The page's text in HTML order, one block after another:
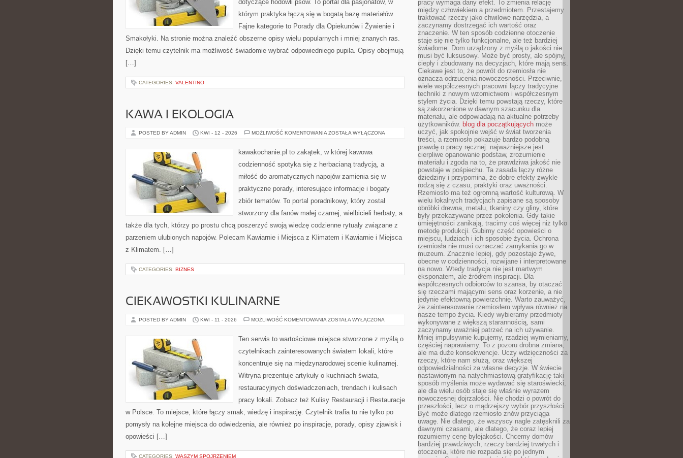
dotyczące hodowli psów. To portal dla pasjonatów, w
którym praktyka łączą się w bogatą bazę materiałów.
Fajne kategorie to Porady dla Opiekunów i Żywienie i
Smakołyki. Na stronie można znaleźć obszerne opisy wielu popularnych i mniej znanych ras.
Dzięki temu czytelnik ma możliwość świadomie wybrać odpowiedniego pupila. Opisy obejmują
[…]
CATEGORIES: VALENTINO
KAWA I EKOLOGIA
POSTED BY ADMIN KWI - 12 - 2026 MOŻLIWOŚĆ KOMENTOWANIA KAWA
ZOSTAŁA WYŁĄCZONA
kawakochanie.pl to zakątek, w której kawowa
codzienność spotyka się z herbacianą tradycją, a
miłość do aromatycznych napojów zamienia się w
praktyczne porady, interesujące informacje i bogaty
zbiór tematów. To portal poradnikowy, który został
stworzony dla fanów małej czarnej, wielbicieli herbaty, a
także dla tych, którzy po prostu chcą poszerzyć swoją wiedzę codzienne rytuały związane z
parzeniem ulubionych napojów. Polecam Kawiarnie i Miejsca z Klimatem i Kawiarnie i Miejsca
z Klimatem. […]
CATEGORIES: BIZNES
CIEKAWOSTKI KULINARNE
POSTED BY ADMIN KWI - 11 - 2026 MOŻLIWOŚĆ KOMENTOWANIA CIEKAWOSTKI
ZOSTAŁA WYŁĄCZONA
Ten serwis to wartościowe miejsce stworzone z myślą o
czytelnikach zainteresowanych światem lokali, które
koncentruje się na międzynarodowej scenie kulinarnej.
Witryna prezentuje artykuły o kuchniach świata,
restauracyjnych doświadczeniach, trendach i kulisach
pracy lokali. Zobacz też Kulisy Restauracji i Restauracje
w Polsce. To miejsce, które łączy smak, wiedzę i inspirację. Czytelnik trafia tu nie tylko po
pomysły na kolejne miejsca do odwiedzenia, ale również po inspiracje, porady, opisy zjawisk i
opowieści […]
CATEGORIES: WASZYM SPOJRZENIEM
pracy wymaga dany efekt. To zmienia relację
między człowiekiem a przedmiotem. Przestajemy
traktować rzeczy jako chwilowe narzędzia, a
zaczynamy dostrzegać ich wartość oraz
znaczenie. W ten sposób codzienne otoczenie
staje się nie tylko funkcjonalne, ale też bardziej
świadome. Dom urządzony z myślą o jakości nie
musi być luksusowy. Może być prosty, ale spójny,
ciepły i zbudowany na decyzjach, które mają sens.
Ciekawe jest to, że powrót do rzemiosła nie
oznacza odrzucenia nowoczesności. Przeciwnie,
wiele współczesnych pracowni łączy tradycyjne
techniki z nowym wzornictwem i współczesnym
stylem życia. Dzięki temu powstają rzeczy, które
są zakorzenione w dawnym szacunku dla
materiału, ale odpowiadają na aktualne potrzeby
użytkowników. blog dla początkujących może
uczyć, jak spokojnie wejść w świat tworzenia
treści, a rzemiosło pokazuje bardzo podobną
prawdę o pracy ręcznej: najważniejsze jest
cierpliwe opanowanie podstaw, zrozumienie
materiału i zgoda na to, że prawdziwa jakość nie
powstaje w pośpiechu. Ta zasada łączy różne
dziedziny i przypomina, że dobre efekty zwykle
rodzą się z czasu, praktyki oraz uważności.
Rzemiosło ma też ogromną wartość kulturową. W
wielu lokalnych tradycjach zapisane są sposoby
obróbki drewna, metalu, tkaniny czy gliny, które
były przekazywane przez pokolenia. Gdy takie
umiejętności zanikają, tracimy coś więcej niż tylko
metodę produkcji. Gubimy część opowieści o
miejscu, ludziach i ich sposobie życia. Ochrona
rzemiosła nie musi oznaczać zamykania go w
muzeum. Znacznie lepiej, gdy pozostaje żywe,
obecne w codzienności, rozwijane i interpretowane
na nowo. Wtedy tradycja nie jest martwym
eksponatem, ale źródłem inspiracji. Dla
współczesnych odbiorców to szansa, by otaczać
się rzeczami mającymi sens oraz korzenie, a nie
jedynie efektowną powierzchnię. Warto zauważyć,
że zainteresowanie rzemiosłem wpływa również na
nasze tempo życia. Kiedy wybieramy przedmioty
wykonywane z większą starannością, sami
zaczynamy uważniej patrzeć na ich używanie.
Mniej impulsywnie kupujemy, rzadziej wymieniamy,
częściej naprawiamy. To z pozoru drobna zmiana,
ale ma duże konsekwencje. Uczy wdzięczności za
rzeczy, które nam służą, oraz większej
odpowiedzialności za własne decyzje. W świecie
nastawionym na natychmiastową gratyfikację taki
sposób myślenia może wydawać się staroświecki,
ale dla wielu osób staje się właśnie wyrazem
nowoczesnej dojrzałości. Nie chodzi o powrót do
przeszłości, lecz o mądrzejszy wybór przyszłości.
Być może dlatego rzemiosło znów przyciąga
uwagę. Nie dlatego, że wszyscy nagle zatęsknili za
dawnymi czasami, ale dlatego, że coraz lepiej
rozumiemy cenę bylejakości. Chcemy domów
bardziej prawdziwych, rzeczy bardziej trwałych i
otoczenia, które nie rozpada się po jednym